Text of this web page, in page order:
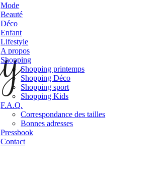
Mode
Beauté
Déco
Enfant
Lifestyle
A propos
Shopping
Shopping printemps
Shopping Déco
Shopping sport
Shopping Kids
F.A.Q.
Correspondance des tailles
Bonnes adresses
Pressbook
Contact